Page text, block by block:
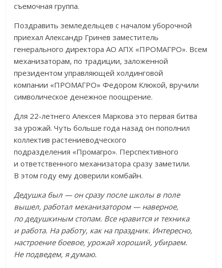
съемочная группа.
Поздравить земледельцев с началом уборочной
приехал Александр Гринев заместитель
генерального директора АО АПХ «ПРОМАГРО». Всем
механизаторам, по традиции, заложенной
президентом управляющей холдинговой
компании «ПРОМАГРО» Федором Клюкой, вручили
символическое денежное поощрение.
Для 22-летнего Алексея Маркова это первая битва
за урожай. Чуть больше года назад он пополнил
коллектив растениеводческого
подразделения «Промагро». Перспективного
и ответственного механизатора сразу заметили.
В этом году ему доверили комбайн.
Дедушка был —он сразу после школы в поле
вышел, работал механизатором —наверное,
по дедушкиным стопам. Все нравится и техника
и работа. На работу, как на праздник. Интересно,
настроение боевое, урожай хороший, убираем.
Не подведем, я думаю.